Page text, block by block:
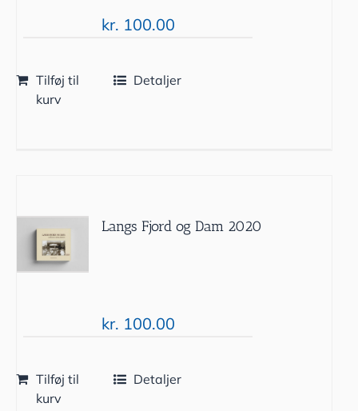
kr. 100.00
Tilføj til
kurv
Detaljer
Langs Fjord og Dam 2020
kr. 100.00
Tilføj til
kurv
Detaljer